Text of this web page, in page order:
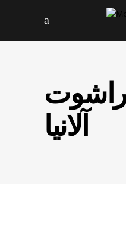
آلانیا